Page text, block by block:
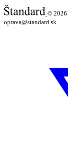
© 2026
oprava@standard.sk